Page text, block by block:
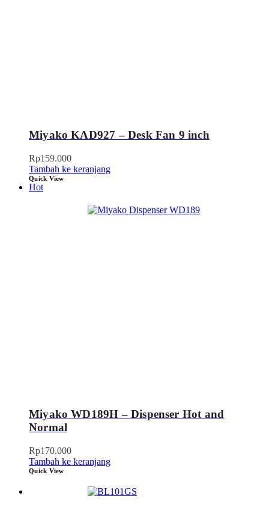
Miyako KAD927 – Desk Fan 9 inch
Rp159.000
Tambah ke keranjang
Quick View
Hot
Miyako WD189H – Dispenser Hot and
Normal
Rp170.000
Tambah ke keranjang
Quick View